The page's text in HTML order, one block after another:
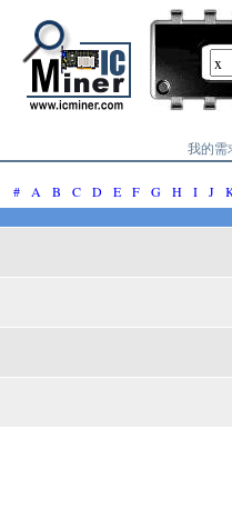
我的需
# A B C D E F G H I J